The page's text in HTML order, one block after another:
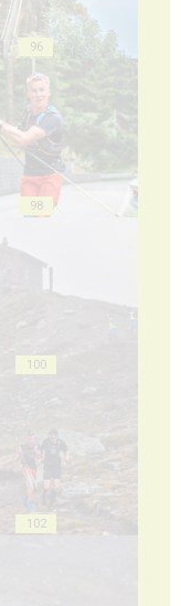
96
98
100
102